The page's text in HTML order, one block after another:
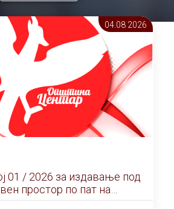
04.08 2026
01 / 2026 за издавање под
простор по пат на
ЈАВНО НАДДАВАЊЕ